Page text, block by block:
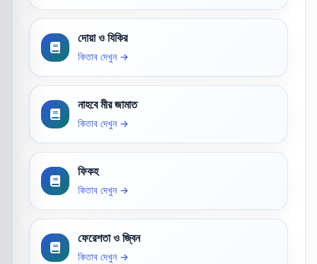
দোয়া ও যিকির
কিতাব দেখুন →
নাহবে মীর জামাত
কিতাব দেখুন →
ফিকহ
কিতাব দেখুন →
ফেরেশতা ও জ্বিন
কিতাব দেখুন →